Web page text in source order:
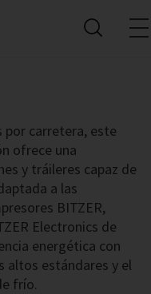
por carretera, este
ofrece una
y tráileres capaz de
a las
BITZER,
Electronics de
energética con
altos estándares y el
frío.